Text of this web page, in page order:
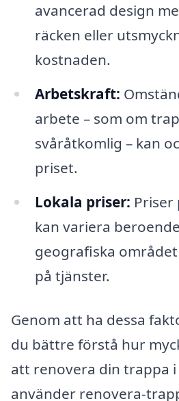
avancerad design
räcken eller
kostnaden.
Arbetskraft:
arbete – som om
svåråtkomlig – kan
priset.
Lokala priser: Priser
kan variera
geografiska
på tjänster.
Genom att ha dessa
du bättre förstå hur
att renovera din trappa i
använder renovera-